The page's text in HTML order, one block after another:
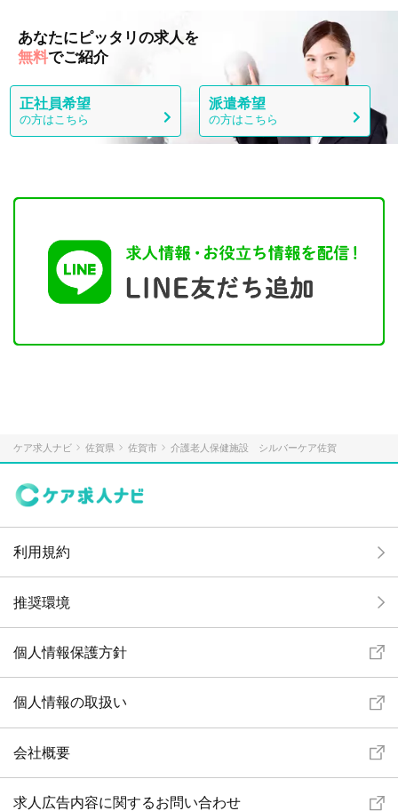
あなたにピッタリの求人を
無料でご紹介
正社員希望
の方はこちら
派遣希望
の方はこちら
ケア求人ナビ 佐賀県 佐賀市 介護老人保健施設 シルバーケア佐賀
利用規約
推奨環境
個人情報保護方針
個人情報の取扱い
会社概要
求人広告内容に関するお問い合わせ